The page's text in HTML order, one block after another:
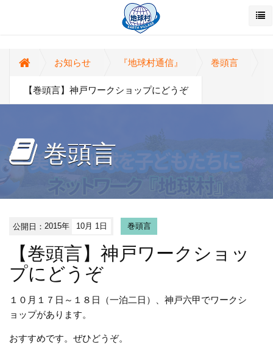
お知らせ 『地球村通信』 巻頭言
【巻頭言】神戸ワークショップにどうぞ
巻頭言
公開日：2015年 10月 1日 巻頭言
【巻頭言】神戸ワークショッ
プにどうぞ
１０月１７日～１８日（一泊二日）、神戸六甲でワークシ
ョップがあります。
おすすめです。ぜひどうぞ。